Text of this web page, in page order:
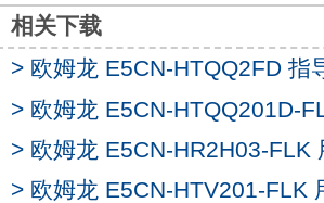
E5CN-HTQQ2BD
备有种类、形状、 长度及端
产品。热电偶种类：K（CA）
耐热性:耐热用。
外装：硅外包皮 。
补偿导线长度：4 m。
品种丰富的温度传感器系列。
相关下载
> 欧姆龙 E5CN-HTQQ2FD 指
> 欧姆龙 E5CN-HTQQ201D-
> 欧姆龙 E5CN-HR2H03-FLK
> 欧姆龙 E5CN-HTV201-FLK